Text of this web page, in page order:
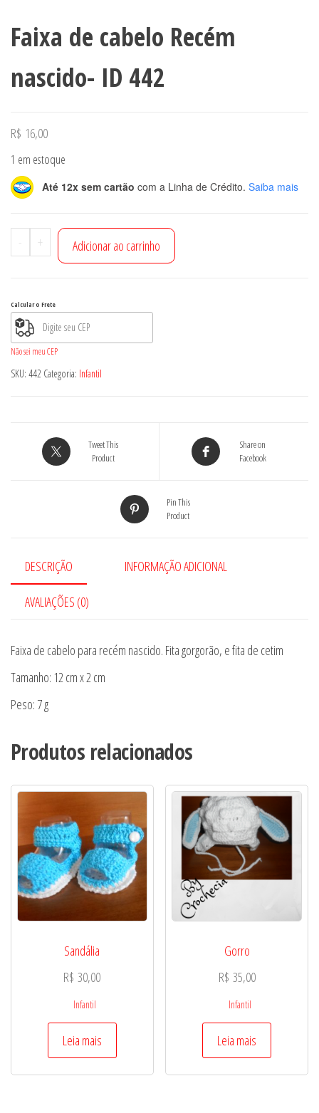
Faixa de cabelo Recém
nascido- ID 442
R$ 16,00
1 em estoque
Até 12x sem cartão com a Linha de Crédito. Saiba mais
-
Faixa
de
nascido-
ID
442
quantidade
+ Adicionar ao carrinho
Calcular o Frete
Não sei meu CEP
SKU: 442 Categoria: Infantil
Tweet This
Product
Share on
Facebook
Pin This
Product
DESCRIÇÃO INFORMAÇÃO ADICIONAL
AVALIAÇÕES (0)
Faixa de cabelo para recém nascido. Fita gorgorão, e fita de cetim
Tamanho: 12 cm x 2 cm
Peso: 7 g
Produtos relacionados
Sandália
R$ 30,00
Infantil
Leia mais
Gorro
R$ 35,00
Infantil
Leia mais